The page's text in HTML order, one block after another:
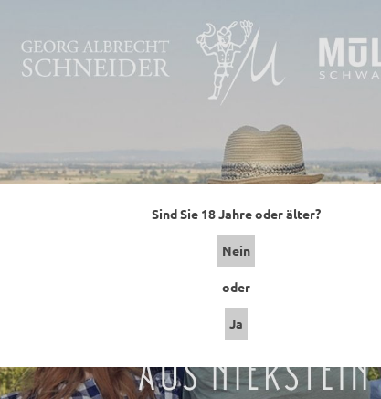
Sind Sie 18 Jahre oder älter?
Nein
oder
Ja